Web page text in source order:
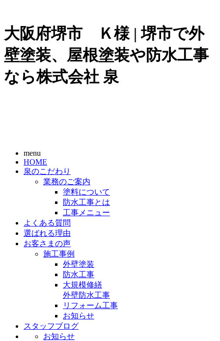
大阪府堺市 Ｋ様 | 堺市で外
壁塗装、屋根塗装や防水工事
なら株式会社 泉
menu
HOME
泉のこだわり
業務のご案内
塗料について
防水工事とは
工事メニュー
よくある質問
選ばれる理由
お客さまの声
施工事例
外壁塗装
防水工事
大規模修繕
外壁防水工事
リフォーム工事
お知らせ
スタッフブログ
お知らせ